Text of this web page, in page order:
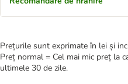
Prețurile sunt exprimate în lei și
Preț normal = Cel mai mic preț la
ultimele 30 de zile.